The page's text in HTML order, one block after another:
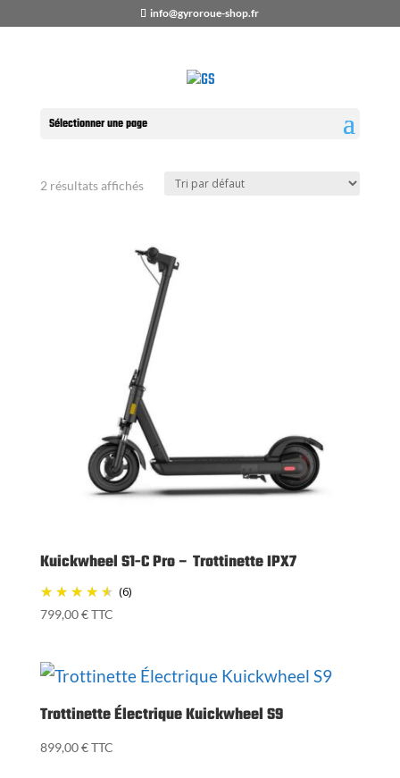
info@gyroroue-shop.fr
Sélectionner une page
/TROTTINETTE
KUICKWHEEL
2 résultats affichés
Kuickwheel S1-C Pro – Trottinette IPX7
(6)
799,00€TTC
Trottinette Électrique Kuickwheel S9
899,00€TTC